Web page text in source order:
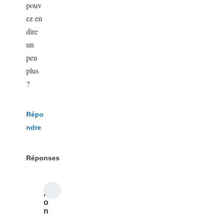
pouv
ez en
dire
un
peu
plus
?
Répo
ndre
Réponses
r
o
n